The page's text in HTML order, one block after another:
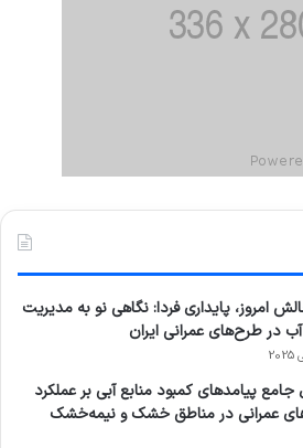
امروز، پایداری فردا: نگاهی نو به مدیریت
آب در طرح‌های عمرانی ایران
جامع پیامدهای کمبود منابع آبی بر عملکرد
عمرانی در مناطق خشک و نیمه‌خشک